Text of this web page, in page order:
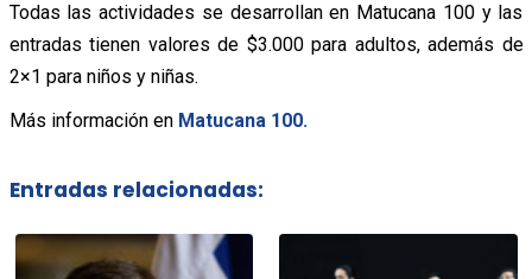
Todas las actividades se desarrollan en Matucana 100 y las
entradas tienen valores de $3.000 para adultos, además de
2×1 para niños y niñas.
Más información en Matucana 100.
Entradas relacionadas: